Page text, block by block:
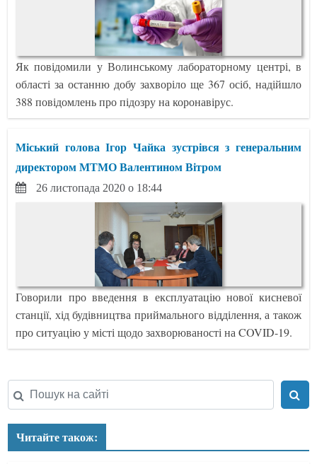
Як повідомили у Волинському лабораторному центрі, в
області за останню добу захворіло ще 367 осіб, надійшло
388 повідомлень про підозру на коронавірус.
Міський голова Ігор Чайка зустрівся з генеральним
директором МТМО Валентином Вітром
26 листопада 2020 о 18:44
Говорили про введення в експлуатацію нової кисневої
станції, хід будівництва приймального відділення, а також
про ситуацію у місті щодо захворюваності на COVID-19.
Читайте також: